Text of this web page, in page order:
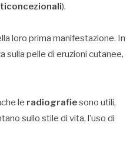
).
loro prima manifestazione. In
sulla pelle di eruzioni cutanee,
le radiografiesono utili,
sullo stile di vita, l’uso di